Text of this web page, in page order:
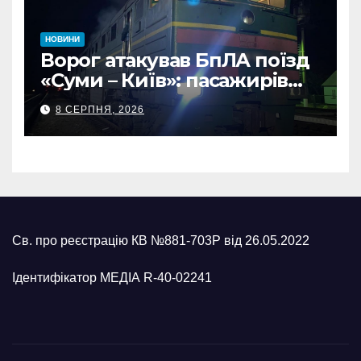
НОВИНИ
Ворог атакував БпЛА поїзд
«Суми – Київ»: пасажирів
встигли евакуювати
8 СЕРПНЯ, 2026
Св. про реєстрацію КВ №881-703Р від 26.05.2022
Ідентифікатор МЕДІА R-40-02241